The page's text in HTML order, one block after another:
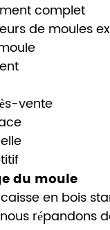
complet
de moules
vente
du moule
en bois
répandons